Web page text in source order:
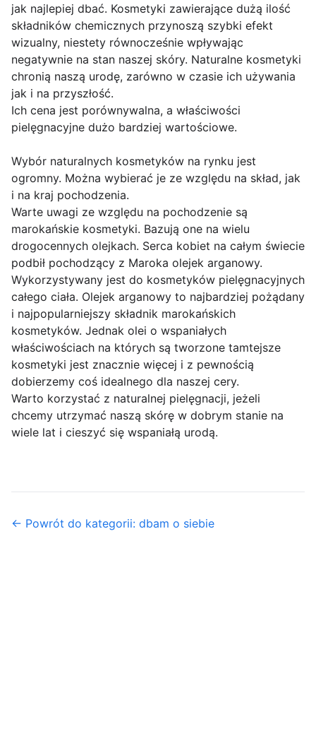
jak najlepiej dbać. Kosmetyki zawierające dużą ilość
składników chemicznych przynoszą szybki efekt
wizualny, niestety równocześnie wpływając
negatywnie na stan naszej skóry. Naturalne kosmetyki
chronią naszą urodę, zarówno w czasie ich używania
jak i na przyszłość.
Ich cena jest porównywalna, a właściwości
pielęgnacyjne dużo bardziej wartościowe.
Wybór naturalnych kosmetyków na rynku jest
ogromny. Można wybierać je ze względu na skład, jak
i na kraj pochodzenia.
Warte uwagi ze względu na pochodzenie są
marokańskie kosmetyki. Bazują one na wielu
drogocennych olejkach. Serca kobiet na całym świecie
podbił pochodzący z Maroka olejek arganowy.
Wykorzystywany jest do kosmetyków pielęgnacyjnych
całego ciała. Olejek arganowy to najbardziej pożądany
i najpopularniejszy składnik marokańskich
kosmetyków. Jednak olei o wspaniałych
właściwościach na których są tworzone tamtejsze
kosmetyki jest znacznie więcej i z pewnością
dobierzemy coś idealnego dla naszej cery.
Warto korzystać z naturalnej pielęgnacji, jeżeli
chcemy utrzymać naszą skórę w dobrym stanie na
wiele lat i cieszyć się wspaniałą urodą.
← Powrót do kategorii: dbam o siebie